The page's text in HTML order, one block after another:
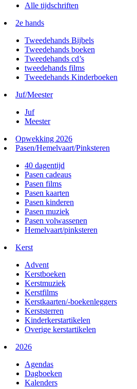
Alle tijdschriften
2e hands
Tweedehands Bijbels
Tweedehands boeken
Tweedehands cd’s
tweedehands films
Tweedehands Kinderboeken
Juf/Meester
Juf
Meester
Opwekking 2026
Pasen/Hemelvaart/Pinksteren
40 dagentijd
Pasen cadeaus
Pasen films
Pasen kaarten
Pasen kinderen
Pasen muziek
Pasen volwassenen
Hemelvaart/pinksteren
Kerst
Advent
Kerstboeken
Kerstmuziek
Kerstfilms
Kerstkaarten/-boekenleggers
Kerststerren
Kinderkerstartikelen
Overige kerstartikelen
2026
Agendas
Dagboeken
Kalenders